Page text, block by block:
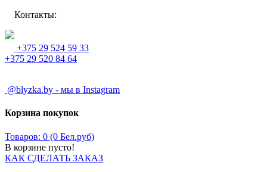
Контакты:
+375 29 524 59 33
+375 29 520 84 64
@blyzka.by - мы в Instagram
Корзина покупок
Товаров: 0 (0 Бел.руб)
В корзине пусто!
КАК СДЕЛАТЬ ЗАКАЗ